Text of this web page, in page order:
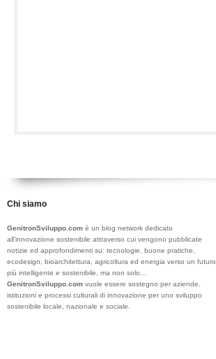
Chi siamo
GenitronSviluppo.com è un blog network dedicato
all’innovazione sostenibile attraverso cui vengono pubblicate
notizie ed approfondimenti su: tecnologie, buone pratiche,
ecodesign, bioarchitettura, agricoltura ed energia verso un futuro
più intelligente e sostenibile, ma non solo...
GenitronSviluppo.com vuole essere sostegno per aziende,
istituzioni e processi culturali di innovazione per uno sviluppo
sostenibile locale, nazionale e sociale.